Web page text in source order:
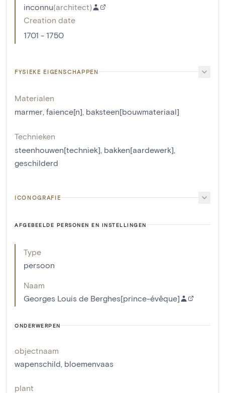
inconnu(architect)
Creation date
1701 - 1750
FYSIEKE EIGENSCHAPPEN
Materialen
marmer, faience[n], baksteen[bouwmateriaal]
Technieken
steenhouwen[techniek], bakken[aardewerk],
geschilderd
ICONOGRAFIE
AFGEBEELDE PERSONEN EN INSTELLINGEN
Type
persoon
Naam
Georges Louis de Berghes[prince-évêque]
ONDERWERPEN
objectnaam
wapenschild, bloemenvaas
plant